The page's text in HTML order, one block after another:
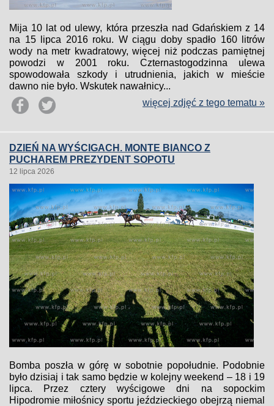
Mija 10 lat od ulewy, która przeszła nad Gdańskiem z 14
na 15 lipca 2016 roku. W ciągu doby spadło 160 litrów
wody na metr kwadratowy, więcej niż podczas pamiętnej
powodzi w 2001 roku. Czternastogodzinna ulewa
spowodowała szkody i utrudnienia, jakich w mieście
dawno nie było. Wskutek nawałnicy...
więcej zdjęć z tego tematu »
DZIEŃ NA WYŚCIGACH. MONTE BIANCO Z
PUCHAREM PREZYDENT SOPOTU
12 lipca 2026
Bomba poszła w górę w sobotnie popołudnie. Podobnie
było dzisiaj i tak samo będzie w kolejny weekend – 18 i 19
lipca. Przez cztery wyścigowe dni na sopockim
Hipodromie miłośnicy sportu jeździeckiego obejrzą niemal